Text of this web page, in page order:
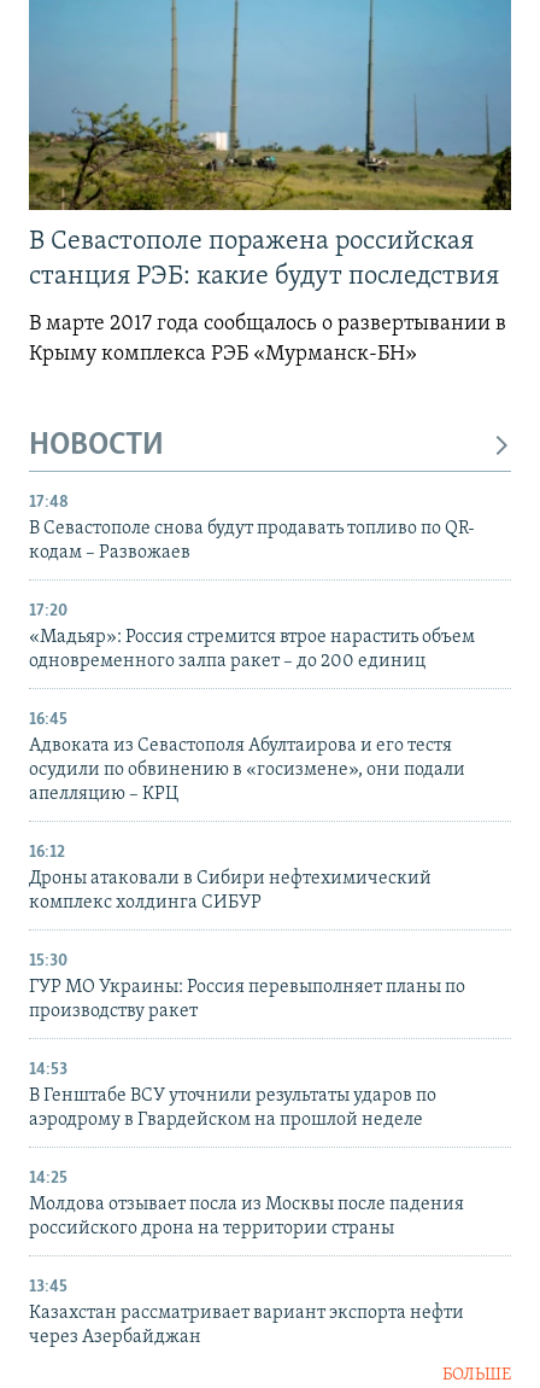
В Севастополе поражена российская
станция РЭБ: какие будут последствия
В марте 2017 года сообщалось о развертывании в
Крыму комплекса РЭБ «Мурманск-БН»
НОВОСТИ
17:48
В Севастополе снова будут продавать топливо по QR-
кодам – Развожаев
17:20
«Мадьяр»: Россия стремится втрое нарастить объем
одновременного залпа ракет – до 200 единиц
16:45
Адвоката из Севастополя Абултаирова и его тестя
осудили по обвинению в «госизмене», они подали
апелляцию – КРЦ
16:12
Дроны атаковали в Сибири нефтехимический
комплекс холдинга СИБУР
15:30
ГУР МО Украины: Россия перевыполняет планы по
производству ракет
14:53
В Генштабе ВСУ уточнили результаты ударов по
аэродрому в Гвардейском на прошлой неделе
14:25
Молдова отзывает посла из Москвы после падения
российского дрона на территории страны
13:45
Казахстан рассматривает вариант экспорта нефти
через Азербайджан
БОЛЬШЕ